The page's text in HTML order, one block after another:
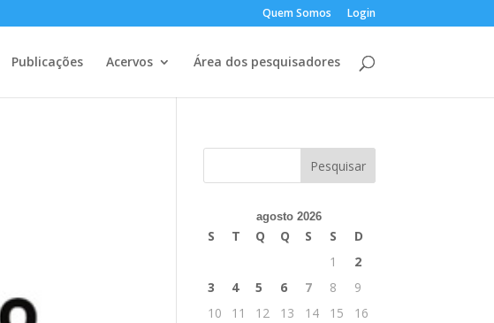
Quem Somos Login
Publicações Acervos Área dos pesquisadores
agosto 2026
S T Q Q S S
D
1
2
3
4 5 6 7 8
9
10
11 12 13 14 15
16